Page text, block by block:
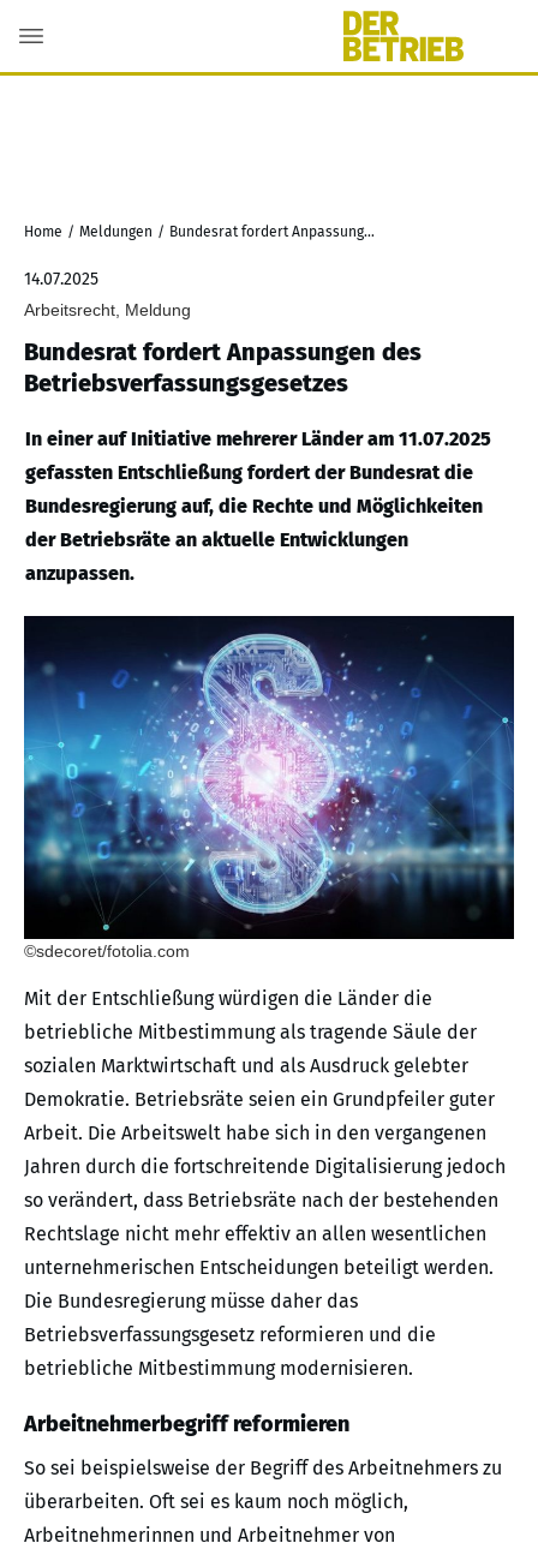
Home / Meldungen / Bundesrat fordert Anpassungen des Betriebsverfassungsgesetzes
14.07.2025
Arbeitsrecht, Meldung
Bundesrat fordert Anpassungen des
Betriebsverfassungsgesetzes
In einer auf Initiative mehrerer Länder am 11.07.2025
gefassten Entschließung fordert der Bundesrat die
Bundesregierung auf, die Rechte und Möglichkeiten
der Betriebsräte an aktuelle Entwicklungen
anzupassen.
©sdecoret/fotolia.com
Mit der Entschließung würdigen die Länder die
betriebliche Mitbestimmung als tragende Säule der
sozialen Marktwirtschaft und als Ausdruck gelebter
Demokratie. Betriebsräte seien ein Grundpfeiler guter
Arbeit. Die Arbeitswelt habe sich in den vergangenen
Jahren durch die fortschreitende Digitalisierung jedoch
so verändert, dass Betriebsräte nach der bestehenden
Rechtslage nicht mehr effektiv an allen wesentlichen
unternehmerischen Entscheidungen beteiligt werden.
Die Bundesregierung müsse daher das
Betriebsverfassungsgesetz reformieren und die
betriebliche Mitbestimmung modernisieren.
Arbeitnehmerbegriff reformieren
So sei beispielsweise der Begriff des Arbeitnehmers zu
überarbeiten. Oft sei es kaum noch möglich,
Arbeitnehmerinnen und Arbeitnehmer von